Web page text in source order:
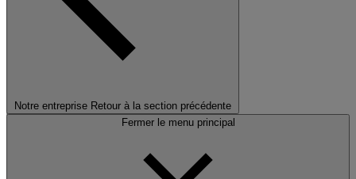
Notre entreprise Retour à la section précédente
Fermer le menu principal